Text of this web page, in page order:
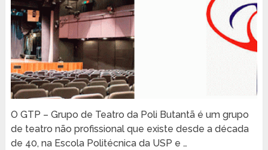
O GTP – Grupo de Teatro da Poli Butantã é um grupo
de teatro não profissional que existe desde a década
de 40, na Escola Politécnica da USP e …